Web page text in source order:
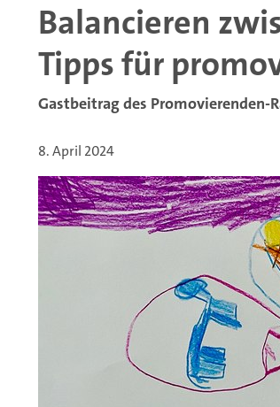
Balancieren
Tipps für
Gastbeitrag des Promovierenden-
8. April 2024